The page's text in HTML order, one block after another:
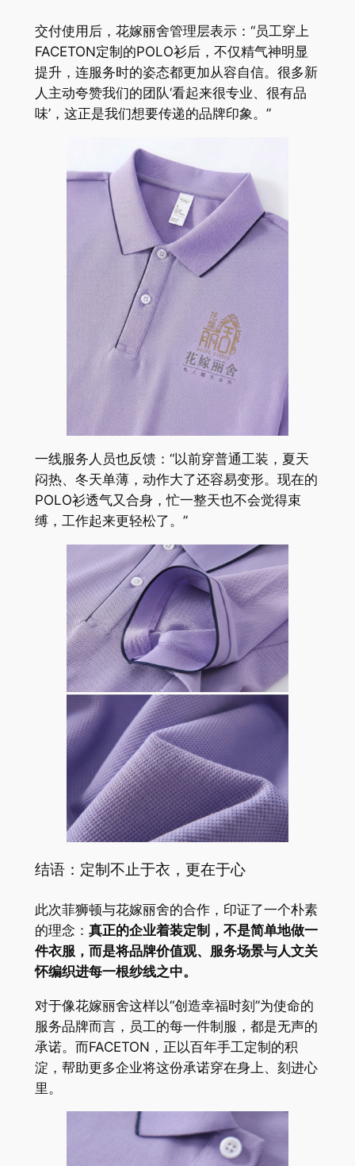
交付使用后，花嫁丽舍管理层表示：“员工穿上
FACETON定制的POLO衫后，不仅精气神明显
提升，连服务时的姿态都更加从容自信。很多新
人主动夸赞我们的团队‘看起来很专业、很有品
味’，这正是我们想要传递的品牌印象。”
一线服务人员也反馈：“以前穿普通工装，夏天
闷热、冬天单薄，动作大了还容易变形。现在的
POLO衫透气又合身，忙一整天也不会觉得束
缚，工作起来更轻松了。”
结语：定制不止于衣，更在于心
此次菲狮顿与花嫁丽舍的合作，印证了一个朴素
的理念： 真正的企业着装定制，不是简单地做一
件衣服，而是将品牌价值观、服务场景与人文关
怀编织进每一根纱线之中。
对于像花嫁丽舍这样以“创造幸福时刻”为使命的
服务品牌而言，员工的每一件制服，都是无声的
承诺。而FACETON，正以百年手工定制的积
淀，帮助更多企业将这份承诺穿在身上、刻进心
里。